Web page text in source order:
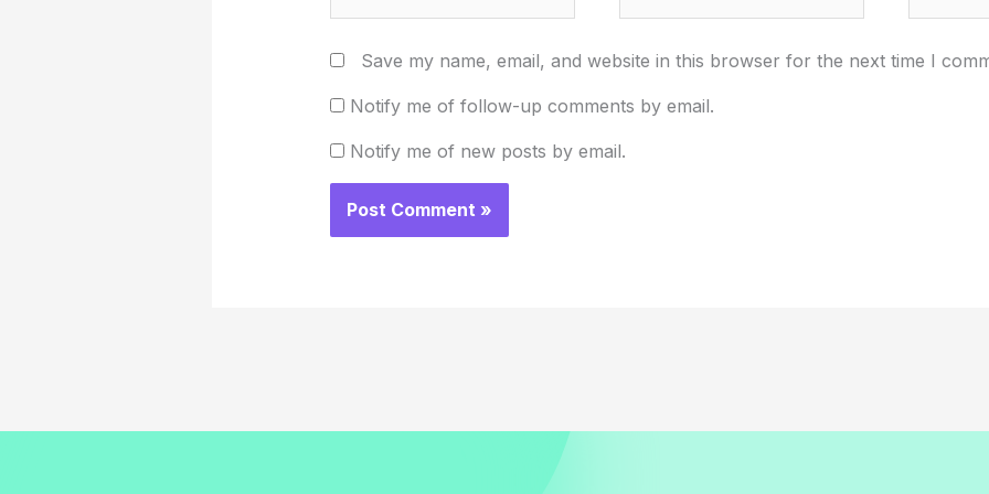
Save my name, email, and website in this browser for the next time I
Notify me of follow-up comments by email.
Notify me of new posts by email.